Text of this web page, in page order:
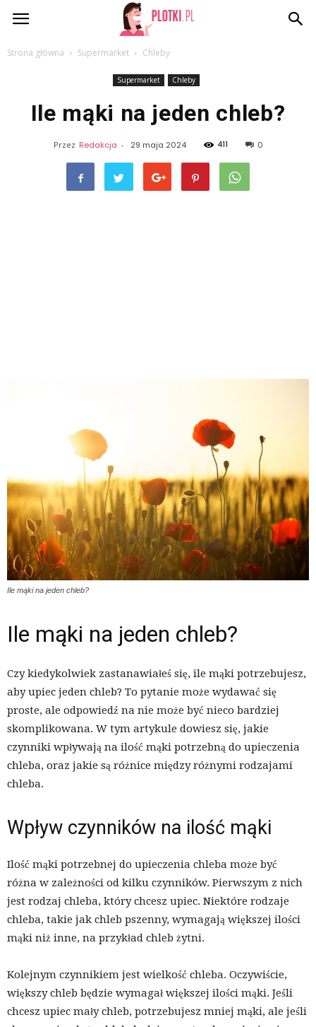
Plotki.pl
Strona główna Supermarket Chleby
Supermarket Chleby
Ile mąki na jeden chleb?
Przez Redakcja - 29 maja 2024 411 0
Ile mąki na jeden chleb?
Ile mąki na jeden chleb?
Czy kiedykolwiek zastanawiałeś się, ile mąki potrzebujesz,
aby upiec jeden chleb? To pytanie może wydawać się
proste, ale odpowiedź na nie może być nieco bardziej
skomplikowana. W tym artykule dowiesz się, jakie
czynniki wpływają na ilość mąki potrzebną do upieczenia
chleba, oraz jakie są różnice między różnymi rodzajami
chleba.
Wpływ czynników na ilość mąki
Ilość mąki potrzebnej do upieczenia chleba może być
różna w zależności od kilku czynników. Pierwszym z nich
jest rodzaj chleba, który chcesz upiec. Niektóre rodzaje
chleba, takie jak chleb pszenny, wymagają większej ilości
mąki niż inne, na przykład chleb żytni.
Kolejnym czynnikiem jest wielkość chleba. Oczywiście,
większy chleb będzie wymagał większej ilości mąki. Jeśli
chcesz upiec mały chleb, potrzebujesz mniej mąki, ale jeśli